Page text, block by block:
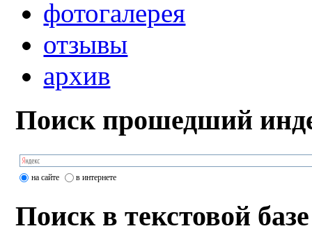
фотогалерея
отзывы
архив
Поиск прошедший
на сайте в интернете
Поиск в текстовой базе